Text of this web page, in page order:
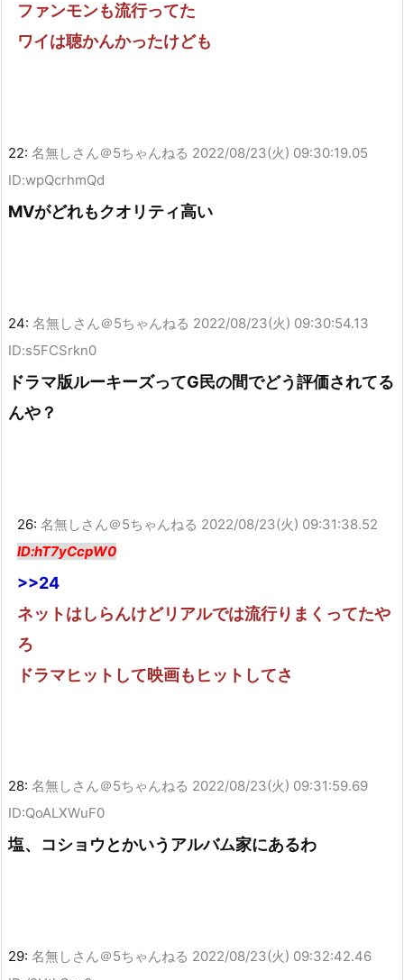
ファンモンも流行ってた
ワイは聴かんかったけども
22: 名無しさん＠5ちゃんねる 2022/08/23(火) 09:30:19.05
ID:wpQcrhmQd
MVがどれもクオリティ高い
24: 名無しさん＠5ちゃんねる 2022/08/23(火) 09:30:54.13
ID:s5FCSrkn0
ドラマ版ルーキーズってG民の間でどう評価されてる
んや？
26: 名無しさん＠5ちゃんねる 2022/08/23(火) 09:31:38.52
ID:hT7yCcpW0
>>24
ネットはしらんけどリアルでは流行りまくってたや
ろ
ドラマヒットして映画もヒットしてさ
28: 名無しさん＠5ちゃんねる 2022/08/23(火) 09:31:59.69
ID:QoALXWuF0
塩、コショウとかいうアルバム家にあるわ
29: 名無しさん＠5ちゃんねる 2022/08/23(火) 09:32:42.46